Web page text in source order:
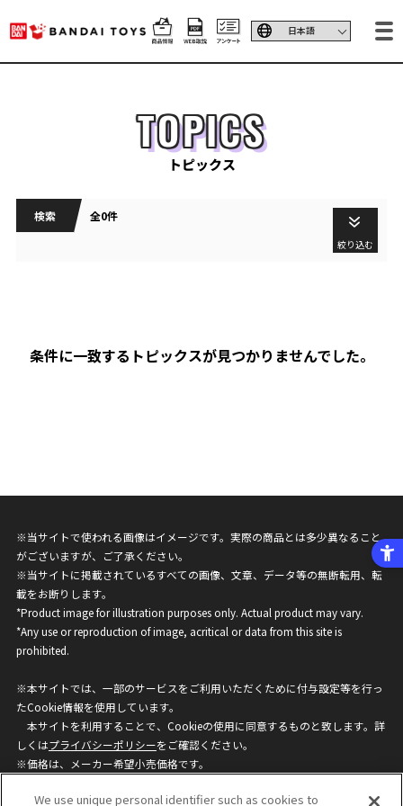
TOPICS
トピックス
検索 全0件
絞り込む
条件に一致するトピックスが見つかりませんでした。
※当サイトで使われる画像はイメージです。実際の商品とは多少異なること
がございますが、ご了承ください。
※当サイトに掲載されているすべての画像、文章、データ等の無断転用、転
載をお断りします。
*Product image for illustration purposes only. Actual product may vary.
*Any use or reproduction of image, acritical or data from this site is
prohibited.
※本サイトでは、一部のサービスをご利用いただくために付与設定等を行っ
たCookie情報を使用しています。
本サイトを利用することで、Cookieの使用に同意するものと致します。詳
しくはプライバシーポリシーをご確認ください。
※価格は、メーカー希望小売価格です。
ざいますのでご了承ください。
We use unique personal identifier such as cookies to